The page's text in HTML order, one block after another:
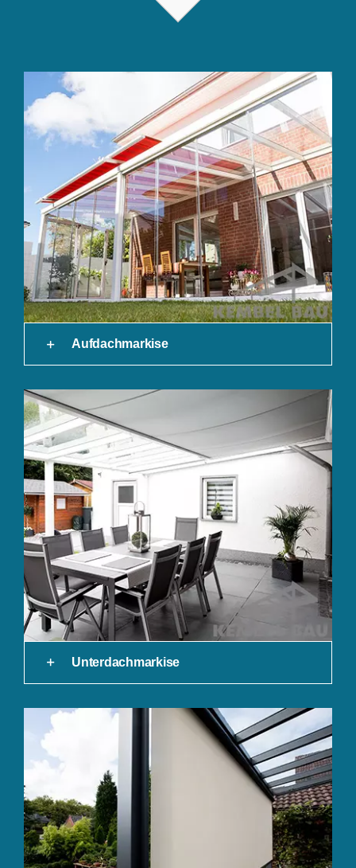
Aufdachmarkise
Unterdachmarkise